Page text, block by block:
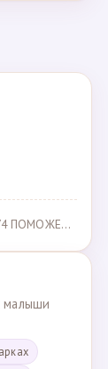
· 27.12.2021
малыши